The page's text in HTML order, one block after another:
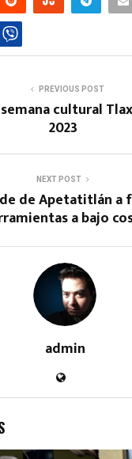
PREVIOUS POST
cultural
2023
NEXT POST
de Apetatitlán a
a bajo
admin